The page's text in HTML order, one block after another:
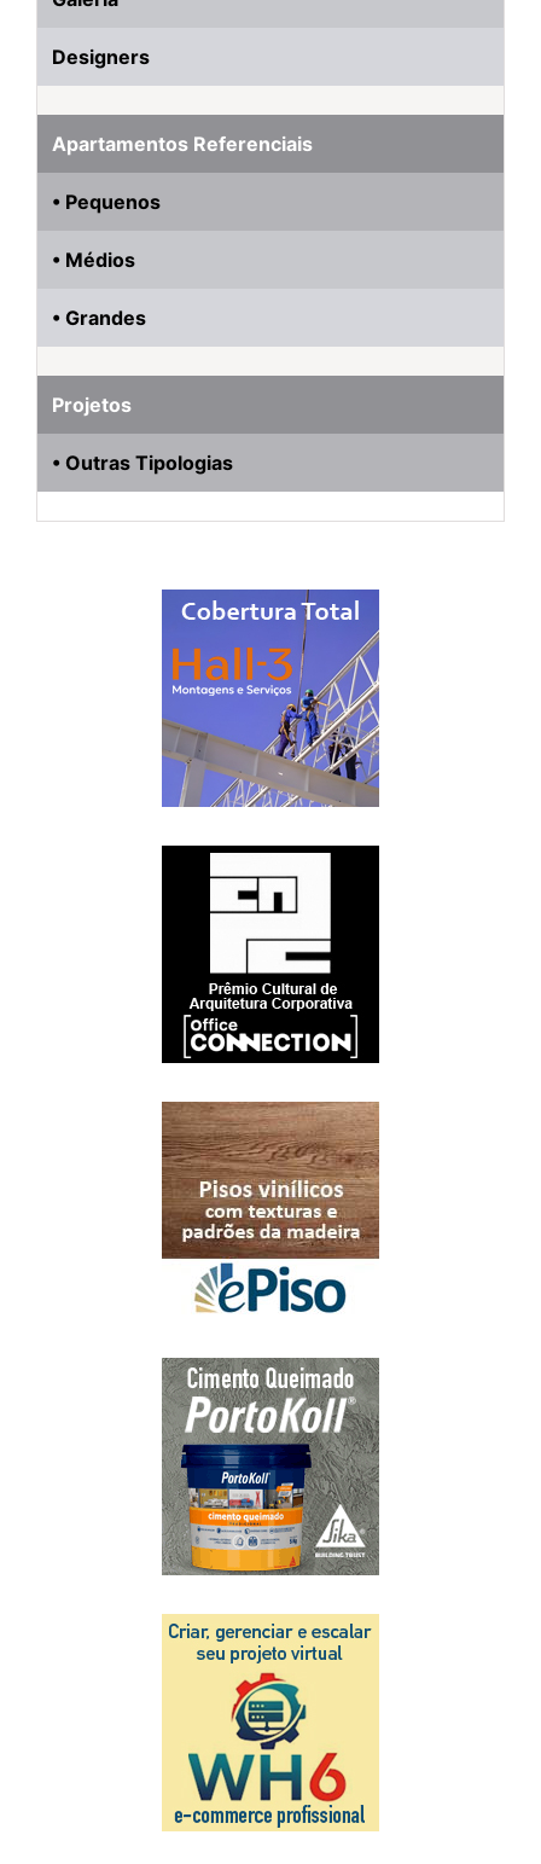
Designers
Apartamentos Referenciais
• Pequenos
• Médios
• Grandes
Projetos
• Outras Tipologias